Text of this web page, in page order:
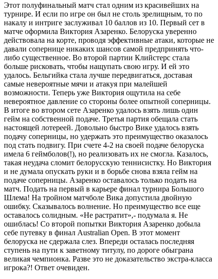
Этот полуфинальный матч стал одним из красивейших на
турнире. И если по игре он был не столь зрелищным, то по
накалу и интриге заслуживал 10 баллов из 10. Первый сет в
матче оформила Виктория Азаренко. Белоруска уверенно
действовала на корте, проводя эффективные атаки, которые не
давали сопернице никаких шансов самой предпринять что-
либо существенное. Во второй партии Клийстерс стала
больше рисковать, чтобы нащупать свою игру. И ей это
удалось. Бельгийка стала лучше передвигаться, доставая
самые невероятные мячи и атакуя при малейшей
возможности. Теперь уже Виктория ощутила на себе
невероятное давление со стороны более опытной соперницы.
В итоге во втором сете Азаренко удалось взять лишь один
гейм на собственной подаче. Третья партия обещала стать
настоящей лотереей. Довольно быстро Вике удалось взять
подачу соперницы, но удержать это преимущество оказалось
под стать подвигу. При счете 4-2 на своей подаче белоруска
имела 6 геймболов(!), но реализовать их не смогла. Казалось,
такая неудача сломит белорусскую теннисистку. Но Виктория
и не думала опускать руки и в борьбе снова взяла гейм на
подаче соперницы. Азаренко оставалось только подать на
матч. Подать на первый в карьере финал турнира Большого
Шлема! На тройном матчболе Вика допустила двойную
ошибку. Сказывалось волнение. Но преимущество все еще
оставалось солидным. «Не растратит»,- подумала я. Не
ошиблась! Со второй попытки Виктория Азаренко добыла
себе путевку в финал Australian Open. В этот момент
белоруска не сдержала слез. Впереди осталась последняя
ступень на пути к заветному титулу, по дороге обыграна
великая чемпионка. Разве это не доказательство экстра-класса
игрока?! Ответ очевиден.